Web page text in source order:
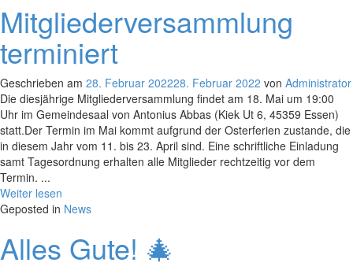
Mitgliederversammlung
terminiert
Geschrieben am 28. Februar 202228. Februar 2022 von Administrator
Die diesjährige Mitgliederversammlung findet am 18. Mai um 19:00
Uhr im Gemeindesaal von Antonius Abbas (Kiek Ut 6, 45359 Essen)
statt.Der Termin im Mai kommt aufgrund der Osterferien zustande, die
in diesem Jahr vom 11. bis 23. April sind. Eine schriftliche Einladung
samt Tagesordnung erhalten alle Mitglieder rechtzeitig vor dem
Termin. ...
Weiter lesen
Geposted in News
Alles Gute! 🎄